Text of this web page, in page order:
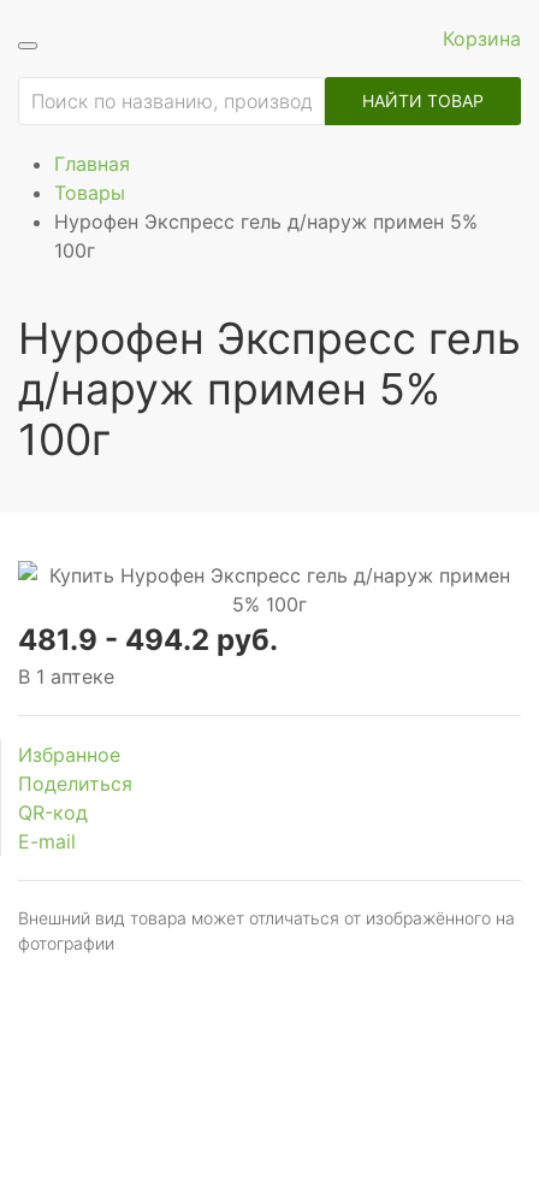
Корзина
НАЙТИ ТОВАР
Главная
Товары
Нурофен Экспресс гель д/наруж примен 5%
100г
Нурофен Экспресс гель
д/наруж примен 5%
100г
481.9 - 494.2 руб.
В 1 аптеке
Избранное
Поделиться
QR-код
E-mail
Внешний вид товара может отличаться от изображённого на
фотографии